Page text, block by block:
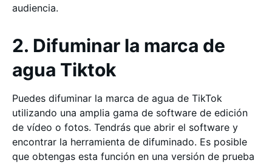
audiencia.
2. Difuminar la marca de
agua Tiktok
Puedes difuminar la marca de agua de TikTok
utilizando una amplia gama de software de edición
de vídeo o fotos. Tendrás que abrir el software y
encontrar la herramienta de difuminado. Es posible
que obtengas esta función en una versión de prueba